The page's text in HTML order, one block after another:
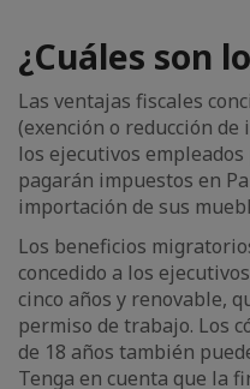
¿Cuáles son
Las ventajas fiscales
(exención o reducción
los ejecutivos
pagarán impuestos en
importación de sus
Los beneficios
concedido a los
cinco años y renovable,
permiso de trabajo. Los
de 18 años también
Tenga en cuenta que la